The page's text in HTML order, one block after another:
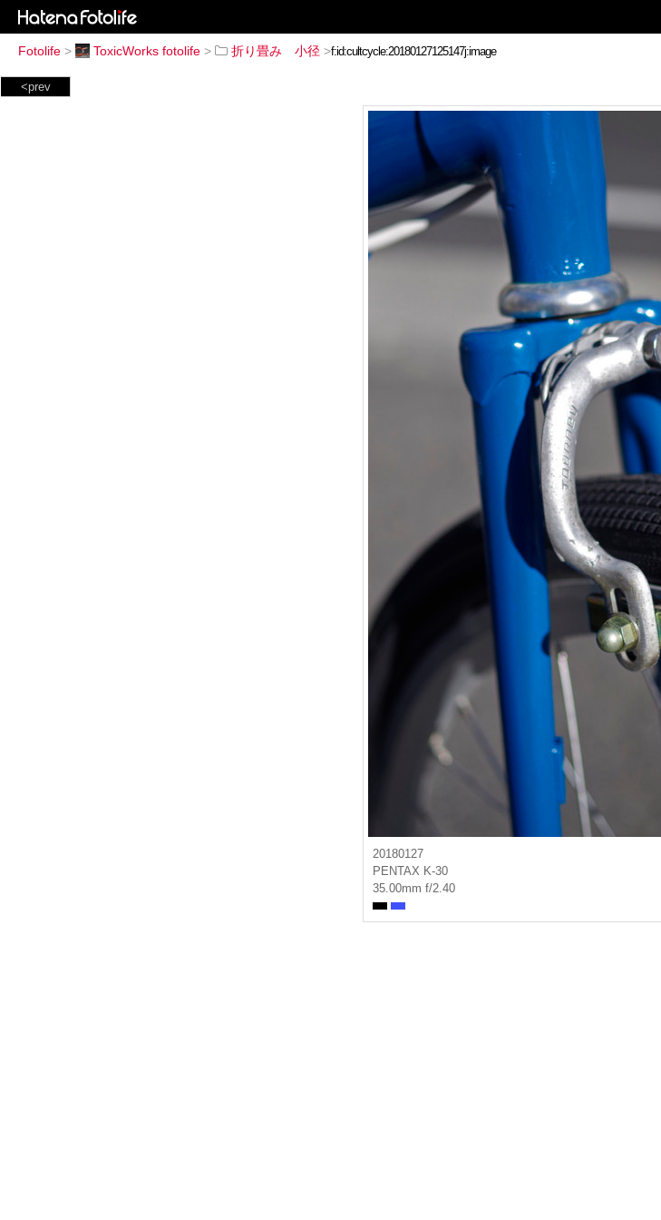
Fotolife > ToxicWorks fotolife > 折り畳み 小径 >
<prev
20180127
PENTAX K-30
35.00mm f/2.40